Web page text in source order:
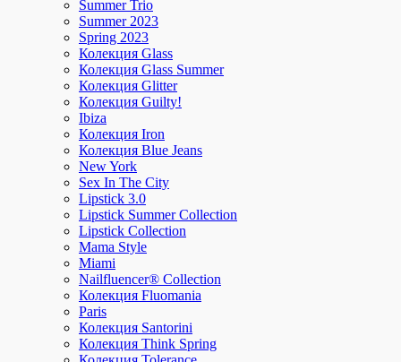
Summer Trio
Summer 2023
Spring 2023
Колекция Glass
Колекция Glass Summer
Колекция Glitter
Колекция Guilty!
Ibiza
Колекция Iron
Колекция Blue Jeans
New York
Sex In The City
Lipstick 3.0
Lipstick Summer Collection
Lipstick Collection
Mama Style
Miami
Nailfluencer® Collection
Колекция Fluomania
Paris
Колекция Santorini
Колекция Think Spring